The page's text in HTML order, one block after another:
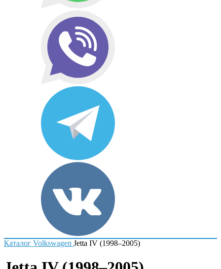
Каталог Volkswagen Jetta IV (1998–2005)